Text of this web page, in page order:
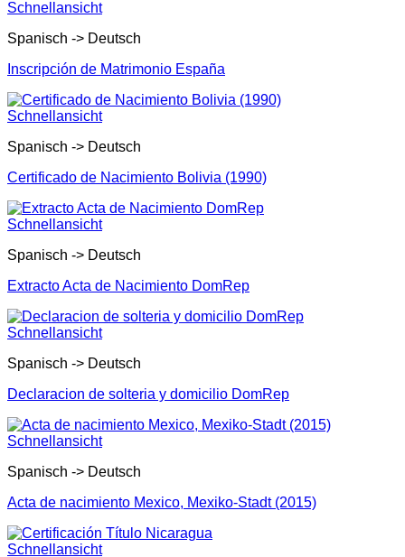
Schnellansicht
Spanisch -> Deutsch
Inscripción de Matrimonio España
Schnellansicht
Spanisch -> Deutsch
Certificado de Nacimiento Bolivia (1990)
Schnellansicht
Spanisch -> Deutsch
Extracto Acta de Nacimiento DomRep
Schnellansicht
Spanisch -> Deutsch
Declaracion de solteria y domicilio DomRep
Schnellansicht
Spanisch -> Deutsch
Acta de nacimiento Mexico, Mexiko-Stadt (2015)
Schnellansicht